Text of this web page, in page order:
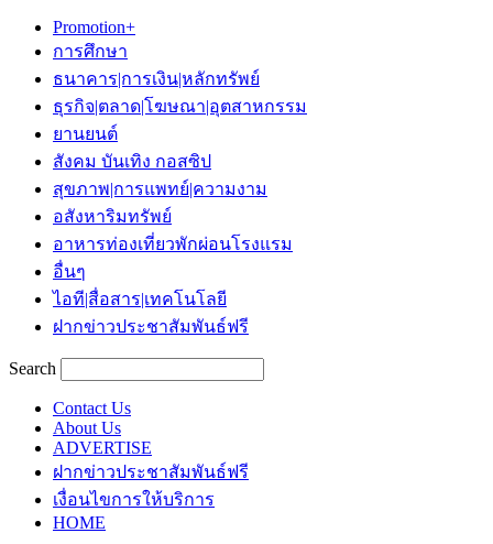
Promotion+
การศึกษา
ธนาคาร|การเงิน|หลักทรัพย์
ธุรกิจ|ตลาด|โฆษณา|อุตสาหกรรม
ยานยนต์
สังคม บันเทิง กอสซิป
สุขภาพ|การแพทย์|ความงาม
อสังหาริมทรัพย์
อาหารท่องเที่ยวพักผ่อนโรงแรม
อื่นๆ
ไอที|สื่อสาร|เทคโนโลยี
ฝากข่าวประชาสัมพันธ์ฟรี
Search
Contact Us
About Us
ADVERTISE
ฝากข่าวประชาสัมพันธ์ฟรี
เงื่อนไขการให้บริการ
HOME